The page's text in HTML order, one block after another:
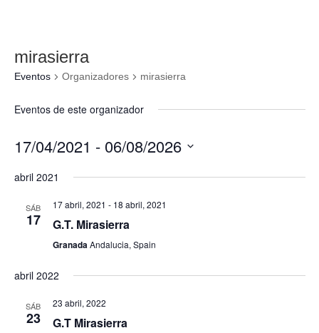
mirasierra
Eventos Organizadores mirasierra
Eventos de este organizador
17/04/2021 - 06/08/2026
fecha.
abril 2021
SÁB
17
17 abril, 2021 - 18 abril, 2021
G.T. Mirasierra
GranadaAndalucia, Spain
abril 2022
SÁB
23
23 abril, 2022
G.T Mirasierra